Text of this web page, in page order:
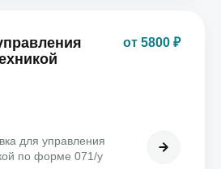
от 5800 ₽
для управления
по форме 071/у